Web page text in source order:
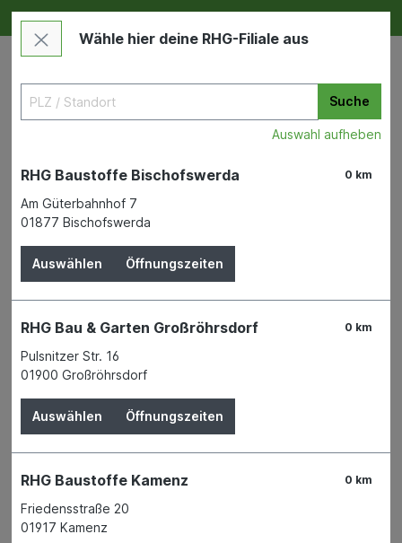
Deine RHG NEU ERLEBEN
Malaga für 50 ltr.
Wähle hier deine RHG-Filiale aus
Suche
Auswahl aufheben
0 km
RHG Baustoffe Bischofswerda
Am Güterbahnhof 7
01877 Bischofswerda
Auswählen Öffnungszeiten
0 km
RHG Bau & Garten Großröhrsdorf
Pulsnitzer Str. 16
01900 Großröhrsdorf
Auswählen Öffnungszeiten
0 km
RHG Baustoffe Kamenz
Friedensstraße 20
01917 Kamenz